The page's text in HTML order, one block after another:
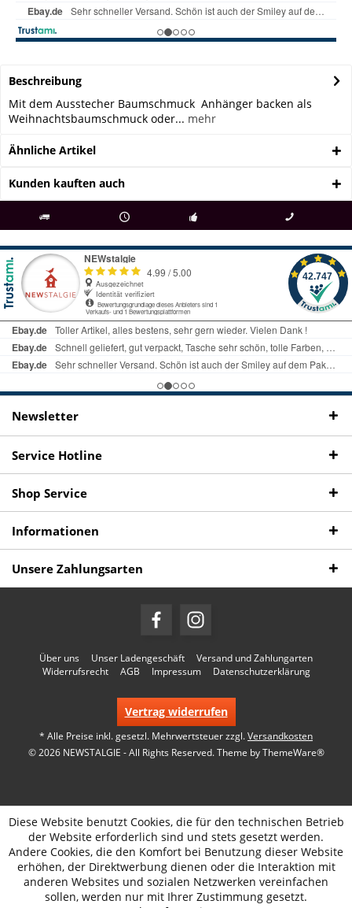
Beschreibung
Mit dem Ausstecher Baumschmuck Anhänger backen als
Weihnachtsbaumschmuck oder... mehr
Ähnliche Artikel
Kunden kauften auch
ab € 69 Bestellwert seit 98 Jahren Fachgeschäft + telefonisch erreichbar
09497 1511
Newsletter
Service Hotline
Shop Service
Informationen
Unsere Zahlungsarten
Über uns Unser Ladengeschäft
Versand und Zahlungarten
Widerrufsrecht
AGB Impressum Datenschutzerklärung
Vertrag widerrufen
* Alle Preise inkl. gesetzl. Mehrwertsteuer zzgl.Versandkosten
© 2026 NEWSTALGIE - All Rights Reserved. Theme byThemeWare®
Diese Website benutzt Cookies, die für den technischen Betrieb
der Website erforderlich sind und stets gesetzt werden.
Andere Cookies, die den Komfort bei Benutzung dieser Website
erhöhen, der Direktwerbung dienen oder die Interaktion mit
anderen Websites und sozialen Netzwerken vereinfachen
sollen, werden nur mit Ihrer Zustimmung gesetzt.